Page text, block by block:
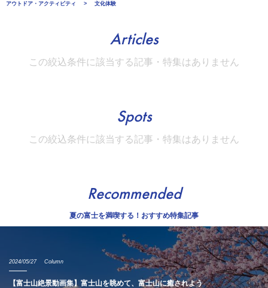
アウトドア・アクティビティ
文化体験
Articles
この絞込条件に該当する記事・特集はありません
Spots
この絞込条件に該当する記事・特集はありません
Recommended
夏の富士を満喫する！おすすめ特集記事
2024/05/27 Column
【富士山絶景動画集】富士山を眺めて、富士山に癒されよう